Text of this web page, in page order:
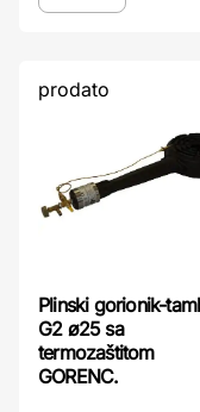
prodato
Plinski gorionik-
G2 ø25 sa
termozaštitom
GORENC.